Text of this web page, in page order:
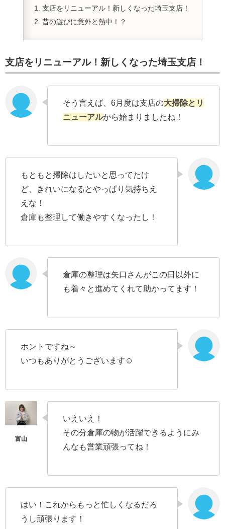
支店をリニューアル！新しくなった埼玉支店！
昔の遊びに意外と熱中！？
支店をリニューアル！新しくなった埼玉支店！
そう言えば、6月度は支店の大掃除とリ
ニューアルから始まりましたね！
もともと掃除はしたいと思ってたけ
ど、きれいになるとやっぱり気持ちえ
えな！
倉庫も整理して働きやすくなったし！
倉庫の整理は矢口さんがこの日以外に
も着々と進めてくれて助かってます！
ホントですね～
いつもありがとうございます☺
いえいえ！
その分倉庫の物が活躍できるようにみ
んなも営業頑張ってね！
はい！これからもっと忙しくなるだろ
うし頑張ります！